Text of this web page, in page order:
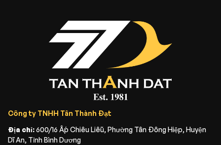
Công ty TNHH Tân Thành Đạt
Địa chỉ:600/16 Ấp Chiêu Liễu, Phường Tân Đông Hiệp, Huyện
Dĩ An, Tỉnh Bình Dương